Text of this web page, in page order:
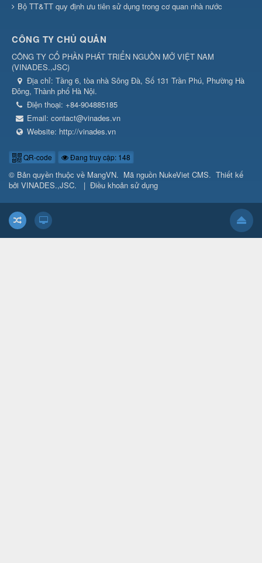
Bộ TT&TT quy định ưu tiên sử dụng trong cơ quan nhà nước
CÔNG TY CHỦ QUẢN
CÔNG TY CỔ PHẦN PHÁT TRIỂN NGUỒN MỞ VIỆT NAM
(VINADES.,JSC)
Địa chỉ: Tầng 6, tòa nhà Sông Đà, Số 131 Trần Phú, Phường Hà
Đông, Thành phố Hà Nội.
Điện thoại: +84-904885185
Email: contact@vinades.vn
Website: http://vinades.vn
QR-code Đang truy cập: 148
© Bản quyền thuộc về MangVN. Mã nguồn NukeViet CMS. Thiết kế
bởi VINADES.,JSC. | Điều khoản sử dụng